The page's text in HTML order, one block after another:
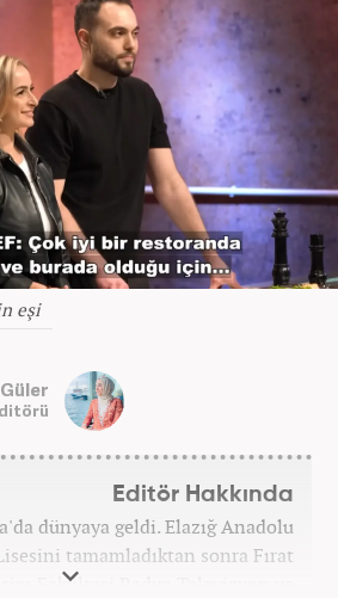
eşi
Editör Hakkında
dünyaya geldi. Elazığ Anadolu
tamamladıktan sonra Fırat
Fakültesi Radyo Televizyon ve